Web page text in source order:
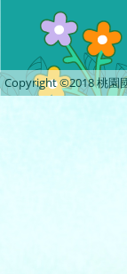
Copyright ©2018 桃園